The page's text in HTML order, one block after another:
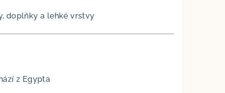
doplňky a lehké vrstvy
z Egypta